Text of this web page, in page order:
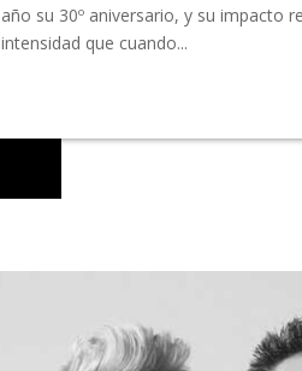
año su 30º aniversario, y su impacto
intensidad que cuando...